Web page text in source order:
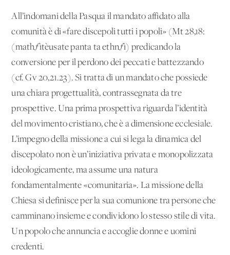
All’indomani della Pasqua il mandato affidato alla
comunità è di «fare discepoli tutti i popoli» (Mt 28,18:
(mathƒìtèusate panta ta ethnƒì) predicando la
conversione per il perdono dei peccati e battezzando
(cf. Gv 20,21.23). Si tratta di un mandato che possiede
una chiara progettualità, contrassegnata da tre
prospettive. Una prima prospettiva riguarda l’identità
del movimento cristiano, che è a dimensione ecclesiale.
L’impegno della missione a cui si lega la dinamica del
discepolato non è un’iniziativa privata e monopolizzata
ideologicamente, ma assume una natura
fondamentalmente «comunitaria». La missione della
Chiesa si definisce per la sua comunione tra persone che
camminano insieme e condividono lo stesso stile di vita.
Un popolo che annuncia e accoglie donne e uomini
credenti.